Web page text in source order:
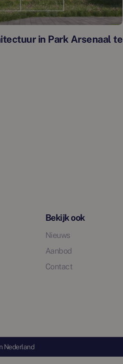
in Park Arsenaal te
Bekijk ook
Nieuws
Aanbod
Contact
Nederland